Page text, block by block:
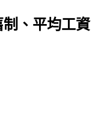
、平均工資